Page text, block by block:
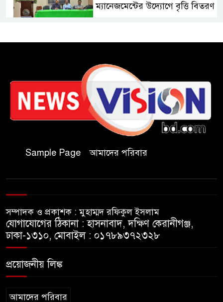
ম্যানেজমেন্টের উদ্যোগে বৃত্তি বিতরণ
চকরিয়ায় ফাঁসিয়াখালী সরকারি
প্রাথমিক বিদ্যালয়ের ম্যানেজিং
কমিটির সভাপতি নির্বাচিত মো.
আবদুল আলিম
জুলাই আন্দোলন হয়েছিল
ফ্যাসিবাদী সমাজব্যবস্থার
যথাযথ মর্যাদায় ‘জুলাই দিবস’
পালন করছে তানযীমুল উম্মাহ
আলিম মাদ্রাসা
Sample Page আমাদের পরিবার
সম্পাদক ও প্রকাশক : মুহাম্মদ রফিকুল ইসলাম
যোগাযোগের ঠিকানা : হাসনাবাদ, দক্ষিণ কেরানীগঞ্জ,
ঢাকা-১৩১০, মোবাইল : ০১৭৮৯৩৭২৩২৮
প্রয়োজনীয় লিঙ্ক
আমাদের পরিবার